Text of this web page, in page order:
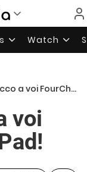
Watch
FourChords per iPad!
voi